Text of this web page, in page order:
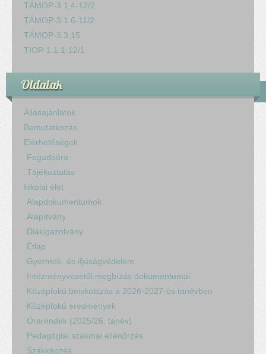
TÁMOP-3.1.4-12/2
TÁMOP-3.1.6-11/2
TÁMOP-3.3.15.
TIOP-1.1.1-12/1
Oldalak
Állásajánlatok
Bemutatkozás
Elérhetőségek
Fogadóóra
Tájékoztatás
Iskolai élet
Alapdokumentumok
Alapítvány
Diákigazolvány
Étlap
Gyermek- és ifjúságvédelem
Intézményvezetői megbízás dokumentumai
Középfokú beiskolázás a 2026-2027-ös tanévben
Középfokú eredmények
Órarendek (2025/26. tanév)
Pedagógiai szakmai ellenőrzés
Szakképzés